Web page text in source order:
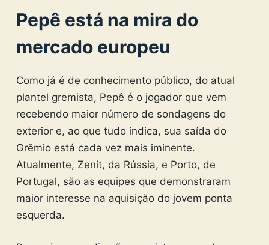
Pepê está na mira do
mercado europeu
Como já é de conhecimento público, do atual
plantel gremista, Pepê é o jogador que vem
recebendo maior número de sondagens do
exterior e, ao que tudo indica, sua saída do
Grêmio está cada vez mais iminente.
Atualmente, Zenit, da Rússia, e Porto, de
Portugal, são as equipes que demonstraram
maior interesse na aquisição do jovem ponta
esquerda.